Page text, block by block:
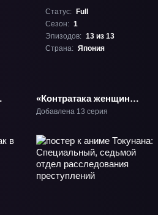
Статус:
Full
Сезон: 1
Эпизодов: 13 из 13
Страна: Япония
«Контратака женщины-
полицейского» ТВ-1
Добавлена 13 серия